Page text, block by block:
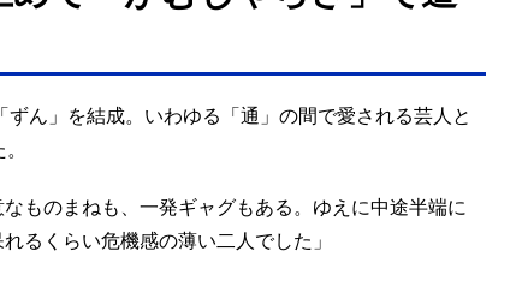
ん」を結成。いわゆる「通」の間で愛される芸人と
なものまねも、一発ギャグもある。ゆえに中途半端に
るくらい危機感の薄い二人でした」